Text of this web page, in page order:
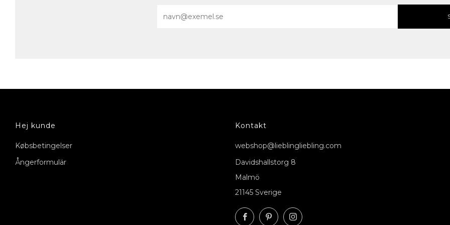
Hej kunde
Købsbetingelser
Ångerformulär
Kontakt
webshop@lieblingliebling.com
Davidshallstorg 8
Malmö
21145 Sverige
FacebookPinterestInstagram